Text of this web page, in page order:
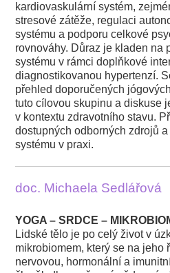
kardiovaskulární systém,
stresové zátěže, regulaci
systému a podporu celkové
rovnováhy. Důraz je kladen na
systému v rámci doplňkové
diagnostikovanou hypertenzí.
přehled doporučených
tuto cílovou skupinu a diskuse
v kontextu zdravotního stavu.
dostupných odborných zdrojů
systému v praxi.
doc. Michaela Sedlářová
YOGA – SRDCE –
Lidské tělo je po celý život v
mikrobiomem, který se na jeho
nervovou, hormonální a